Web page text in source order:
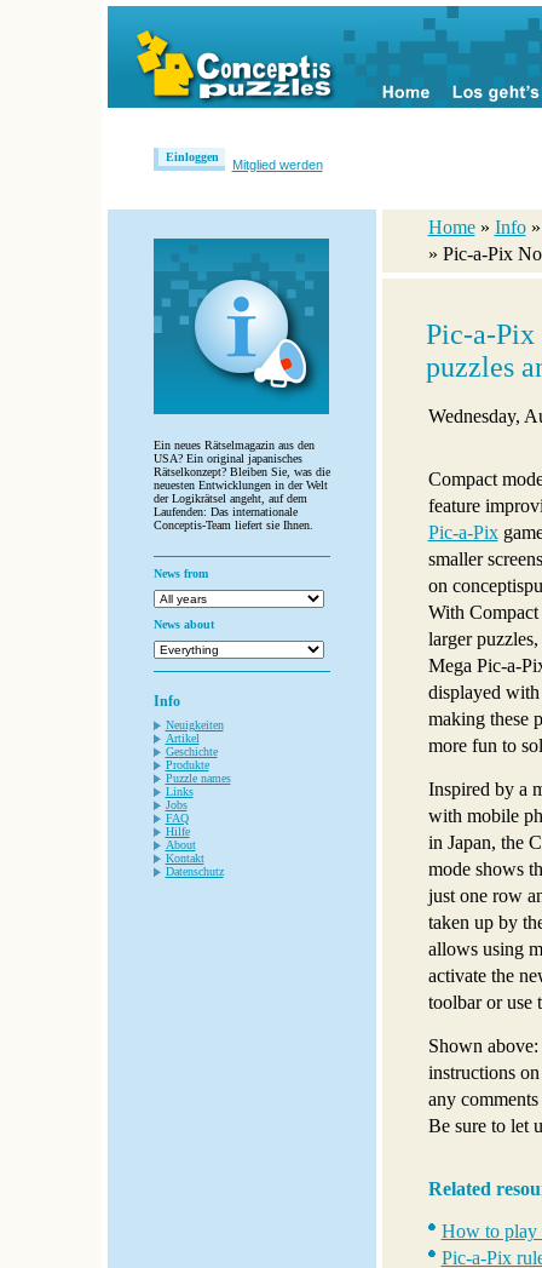
Einloggen
Mitglied werden
Ein neues Rätselmagazin aus den
USA? Ein original japanisches
Rätselkonzept? Bleiben Sie, was die
neuesten Entwicklungen in der Welt
der Logikrätsel angeht, auf dem
Laufenden: Das internationale
Conceptis-Team liefert sie Ihnen.
News from
News about
Info
Neuigkeiten
Artikel
Geschichte
Produkte
Puzzle names
Links
Jobs
FAQ
Hilfe
About
Kontakt
Datenschutz
Home » Info
» Pic-a-Pix
Pic-a-
puzzles
Wednesday,
Compact
feature
Pic-a-Pix
smaller
on
With Compact
larger
Mega Pic-a-
displayed
making these
more fun to
Inspired by a
with mobile
in Japan, the
mode shows
just one row
taken up by
allows using
activate the
toolbar or use
Shown
instructions
any
Be sure to let
Related
How to play
Pic-a-Pix